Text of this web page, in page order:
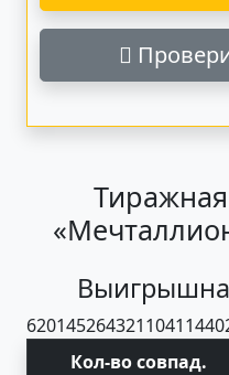
62014526432110411440
Кол-во совпад.